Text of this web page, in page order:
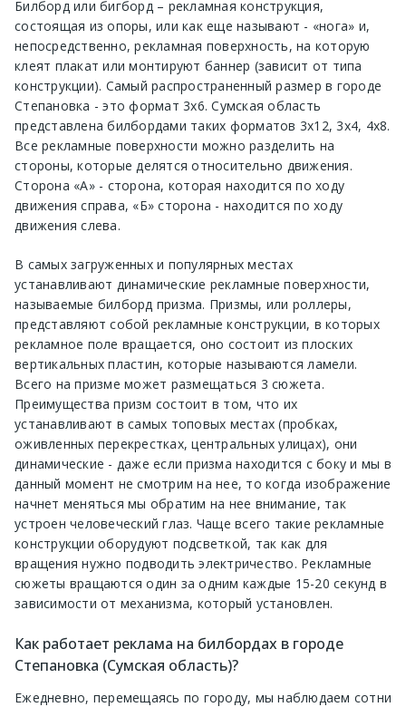
Билборд или бигборд – рекламная конструкция,
состоящая из опоры, или как еще называют - «нога» и,
непосредственно, рекламная поверхность, на которую
клеят плакат или монтируют баннер (зависит от типа
конструкции). Самый распространенный размер в городе
Степановка - это формат 3х6. Сумская область
представлена билбордами таких форматов 3х12, 3х4, 4х8.
Все рекламные поверхности можно разделить на
стороны, которые делятся относительно движения.
Сторона «А» - сторона, которая находится по ходу
движения справа, «Б» сторона - находится по ходу
движения слева.
В самых загруженных и популярных местах
устанавливают динамические рекламные поверхности,
называемые билборд призма. Призмы, или роллеры,
представляют собой рекламные конструкции, в которых
рекламное поле вращается, оно состоит из плоских
вертикальных пластин, которые называются ламели.
Всего на призме может размещаться 3 сюжета.
Преимущества призм состоит в том, что их
устанавливают в самых топовых местах (пробках,
оживленных перекрестках, центральных улицах), они
динамические - даже если призма находится с боку и мы в
данный момент не смотрим на нее, то когда изображение
начнет меняться мы обратим на нее внимание, так
устроен человеческий глаз. Чаще всего такие рекламные
конструкции оборудуют подсветкой, так как для
вращения нужно подводить электричество. Рекламные
сюжеты вращаются один за одним каждые 15-20 секунд в
зависимости от механизма, который установлен.
Как работает реклама на билбордах в городе
Степановка (Сумская область)?
Ежедневно, перемещаясь по городу, мы наблюдаем сотни